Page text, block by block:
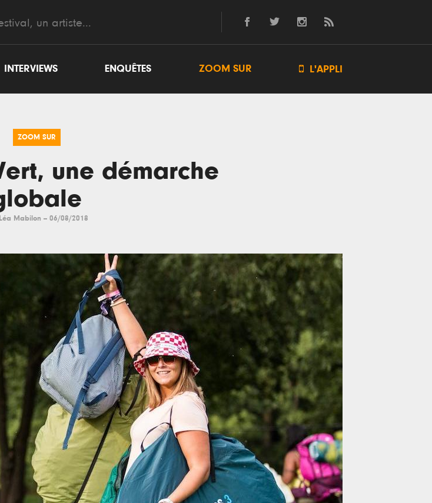
INTERVIEWS ENQUÊTES ZOOM SUR  L'APPLI
ZOOM SUR
une démarche
Léa Mabilon -- 06/08/2018